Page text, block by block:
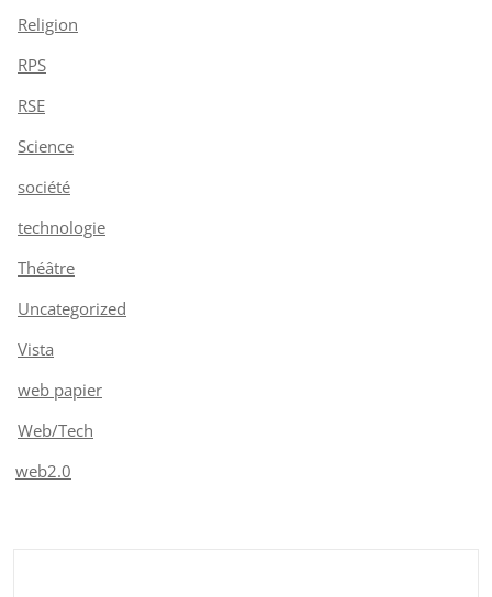
Religion
RPS
RSE
Science
société
technologie
Théâtre
Uncategorized
Vista
web papier
Web/Tech
web2.0